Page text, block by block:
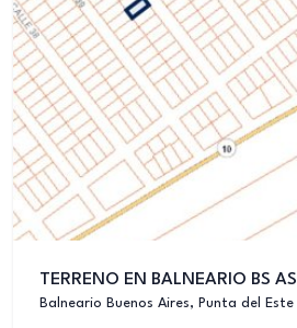
TERRENO EN BALNEARIO BS AS
Balneario Buenos Aires, Punta del Este